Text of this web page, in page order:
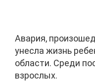
Авария,
унесла жизнь
области. Среди
взрослых.